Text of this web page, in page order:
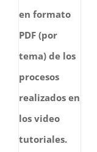
en formato
PDF (por
tema) de los
procesos
realizados en
los video
tutoriales.